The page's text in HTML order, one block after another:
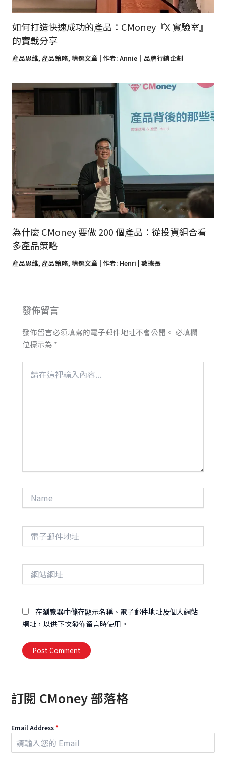
如何打造快速成功的產品：CMoney『X 實驗室』
的實戰分享
產品思維, 產品策略, 精選文章 | 作者: Annie｜品牌行銷企劃
為什麼 CMoney 要做 200 個產品：從投資組合看
多產品策略
產品思維, 產品策略, 精選文章 | 作者: Henri | 數據長
發佈留言
發佈留言必須填寫的電子郵件地址不會公開。 必填欄
位標示為 *
在瀏覽器中儲存顯示名稱、電子郵件地址及個人網站
網址，以供下次發佈留言時使用。
訂閱 CMoney 部落格
Email Address*